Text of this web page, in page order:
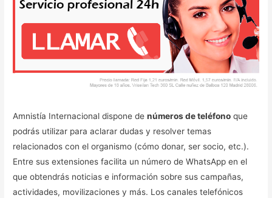
Amnistía Internacional dispone denúmeros de teléfono que
podrás utilizar para aclarar dudas y resolver temas
relacionados con el organismo (cómo donar, ser socio, etc.).
Entre sus extensiones facilita un número de WhatsApp en el
que obtendrás noticias e información sobre sus campañas,
actividades, movilizaciones y más. Los canales telefónicos